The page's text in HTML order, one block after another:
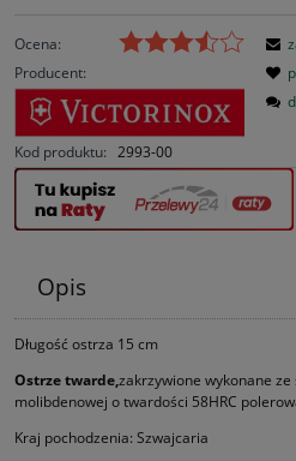
Ocena:
Producent:
Kod produktu: 2993-00
Opis
Długość ostrza 15 cm
Ostrze twarde,zakrzywione wykonane
molibdenowej o twardości 58HRC
Kraj pochodzenia: Szwajcaria